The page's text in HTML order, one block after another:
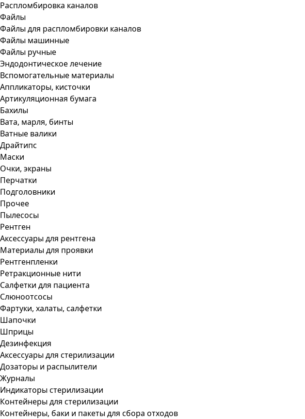
Распломбировка каналов
Файлы
Файлы для распломбировки каналов
Файлы машинные
Файлы ручные
Эндодонтическое лечение
Вспомогательные материалы
Аппликаторы, кисточки
Артикуляционная бумага
Бахилы
Вата, марля, бинты
Ватные валики
Драйтипс
Маски
Очки, экраны
Перчатки
Подголовники
Прочее
Пылесосы
Рентген
Аксессуары для рентгена
Материалы для проявки
Рентгенпленки
Ретракционные нити
Салфетки для пациента
Слюноотсосы
Фартуки, халаты, салфетки
Шапочки
Шприцы
Дезинфекция
Аксессуары для стерилизации
Дозаторы и распылители
Журналы
Индикаторы стерилизации
Контейнеры для стерилизации
Контейнеры, баки и пакеты для сбора отходов